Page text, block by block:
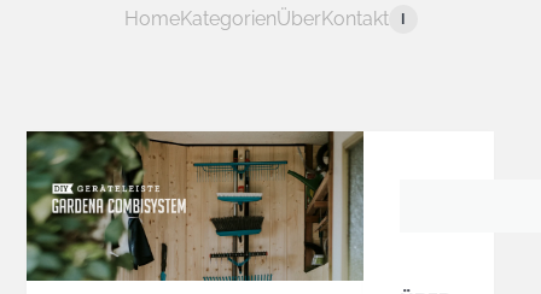
HomeKategorienÜberKontakt I